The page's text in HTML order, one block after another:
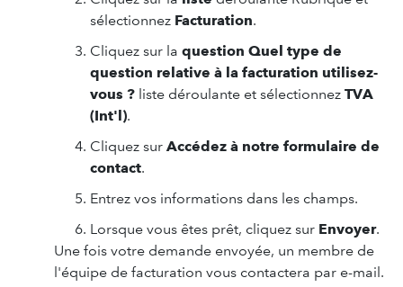
sélectionnez Facturation.
Cliquez sur la question Quel type de
question relative à la facturation utilisez-
vous ? liste déroulante et sélectionnez TVA
(Int'l).
Cliquez sur Accédez à notre formulaire de
contact.
Entrez vos informations dans les champs.
Lorsque vous êtes prêt, cliquez sur Envoyer.
Une fois votre demande envoyée, un membre de
l'équipe de facturation vous contactera par e-mail.